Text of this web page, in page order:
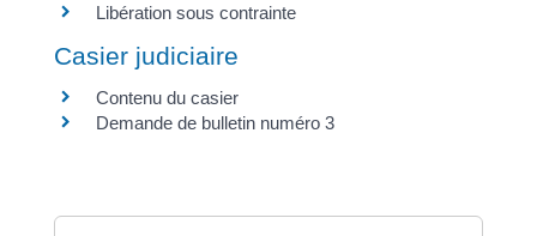
Libération sous contrainte
Casier judiciaire
Contenu du casier
Demande de bulletin numéro 3